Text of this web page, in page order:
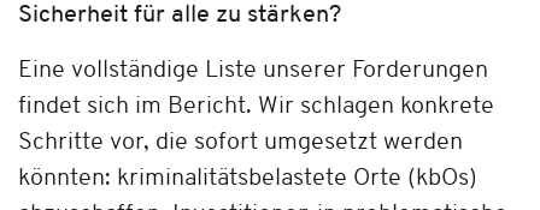
Sicherheit für alle zu stärken?
Eine vollständige Liste unserer Forderungen
findet sich im Bericht. Wir schlagen konkrete
Schritte vor, die sofort umgesetzt werden
könnten: kriminalitätsbelastete Orte (kbOs)